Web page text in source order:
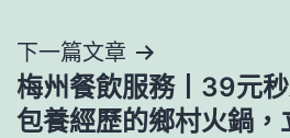
覽
下一篇文章
梅州餐飲服務丨39元
包養經歷的鄉村火鍋